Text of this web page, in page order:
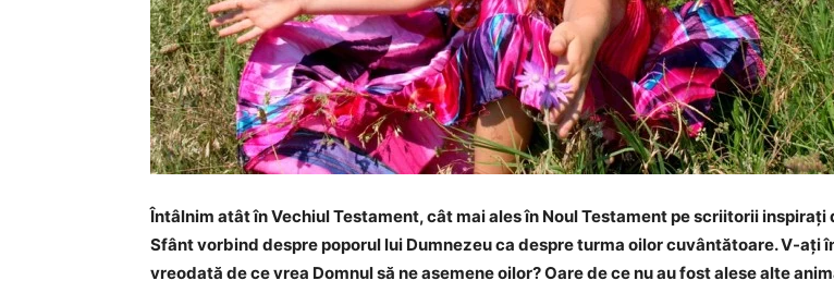
Întâlnim atât în Vechiul Testament, cât mai ales în Noul Testament pe scriitorii inspiraţi
Sfânt vorbind despre poporul lui Dumnezeu ca despre turma oilor cuvântătoare. V-aţi
vreodată de ce vrea Domnul să ne asemene oilor? Oare de ce nu au fost alese alte